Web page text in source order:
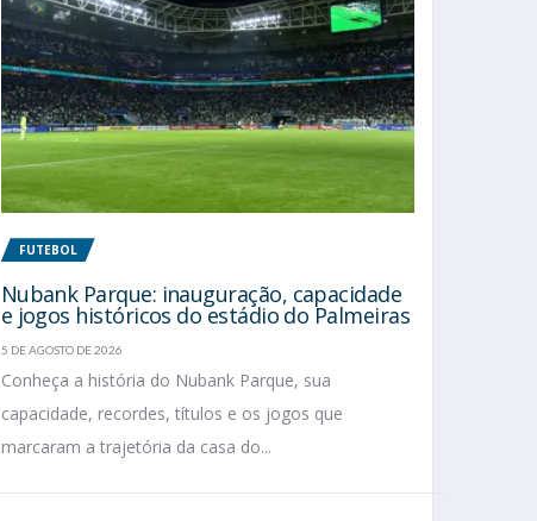
FUTEBOL
Nubank Parque: inauguração, capacidade
e jogos históricos do estádio do Palmeiras
5 DE AGOSTO DE 2026
Conheça a história do Nubank Parque, sua
capacidade, recordes, títulos e os jogos que
marcaram a trajetória da casa do...